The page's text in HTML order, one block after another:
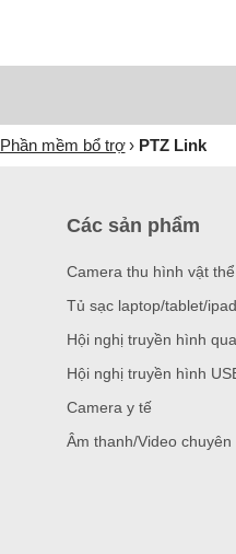
Phần mềm bổ trợ PTZ Link
Các sản phẩm
Camera thu hình vật thể
Tủ sạc laptop/tablet/ipad
Hội nghị truyền hình
Hội nghị truyền hình
Camera y tế
Âm thanh/Video chuyên